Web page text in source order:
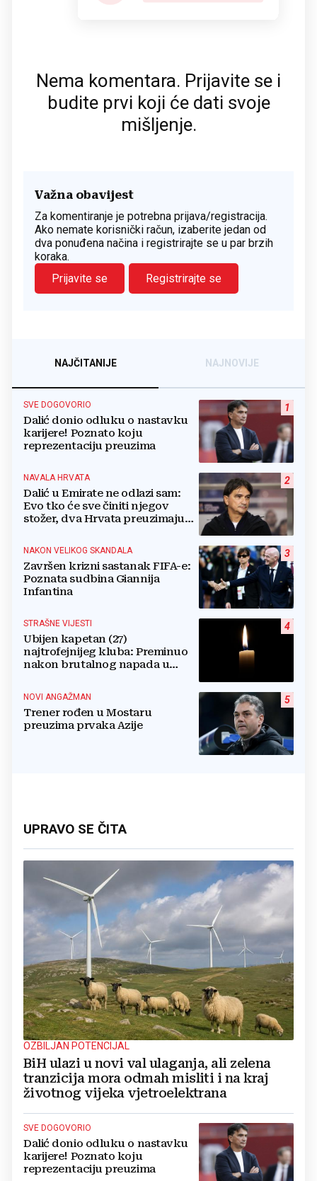
Nema komentara. Prijavite se i
budite prvi koji će dati svoje
mišljenje.
Važna obavijest
Za komentiranje je potrebna prijava/registracija.
Ako nemate korisnički račun, izaberite jedan od
dva ponuđena načina i registrirajte se u par brzih
koraka.
Prijavite se
Registrirajte se
NAJČITANIJE NAJNOVIJE
1
SVE DOGOVORIO
Dalić donio odluku o nastavku
karijere! Poznato koju
reprezentaciju preuzima
2
NAVALA HRVATA
Dalić u Emirate ne odlazi sam:
Evo tko će sve činiti njegov
stožer, dva Hrvata preuzimaju
3
NAKON VELIKOG SKANDALA
Završen krizni sastanak FIFA-e:
Poznata sudbina Giannija
Infantina
4
STRAŠNE VIJESTI
Ubijen kapetan (27)
najtrofejnijeg kluba: Preminuo
nakon brutalnog napada u
5
NOVI ANGAŽMAN
Trener rođen u Mostaru
preuzima prvaka Azije
UPRAVO SE ČITA
OZBILJAN POTENCIJAL
BiH ulazi u novi val ulaganja, ali zelena
tranzicija mora odmah misliti i na kraj
životnog vijeka vjetroelektrana
SVE DOGOVORIO
Dalić donio odluku o nastavku
karijere! Poznato koju
reprezentaciju preuzima